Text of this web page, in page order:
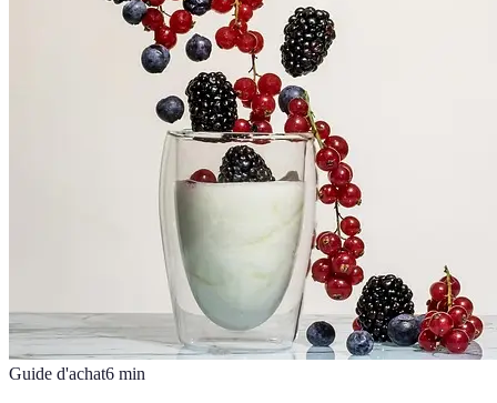
Guide d'achat6 min